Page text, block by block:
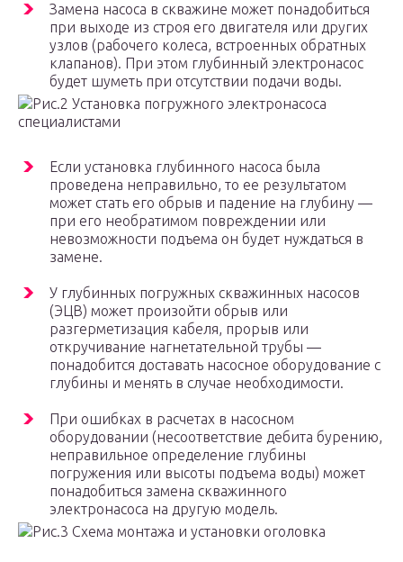
Замена насоса в скважине может понадобиться
при выходе из строя его двигателя или других
узлов (рабочего колеса, встроенных обратных
клапанов). При этом глубинный электронасос
будет шуметь при отсутствии подачи воды.
Рис.2 Установка погружного электронасоса
специалистами
Если установка глубинного насоса была
проведена неправильно, то ее результатом
может стать его обрыв и падение на глубину —
при его необратимом повреждении или
невозможности подъема он будет нуждаться в
замене.
У глубинных погружных скважинных насосов
(ЭЦВ) может произойти обрыв или
разгерметизация кабеля, прорыв или
откручивание нагнетательной трубы —
понадобится доставать насосное оборудование с
глубины и менять в случае необходимости.
При ошибках в расчетах в насосном
оборудовании (несоответствие дебита бурению,
неправильное определение глубины
погружения или высоты подъема воды) может
понадобиться замена скважинного
электронасоса на другую модель.
Рис.3 Схема монтажа и установки оголовка